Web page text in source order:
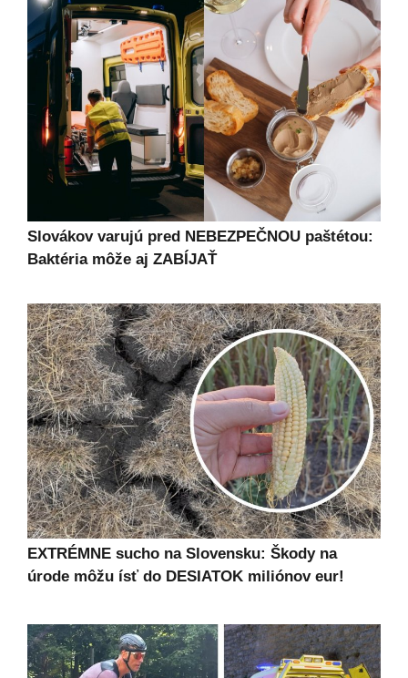
Slovákov varujú pred NEBEZPEČNOU paštétou:
Baktéria môže aj ZABÍJAŤ
EXTRÉMNE sucho na Slovensku: Škody na
úrode môžu ísť do DESIATOK miliónov eur!